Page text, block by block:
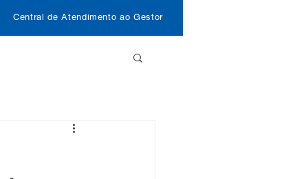
Central de Atendimento ao Gestor